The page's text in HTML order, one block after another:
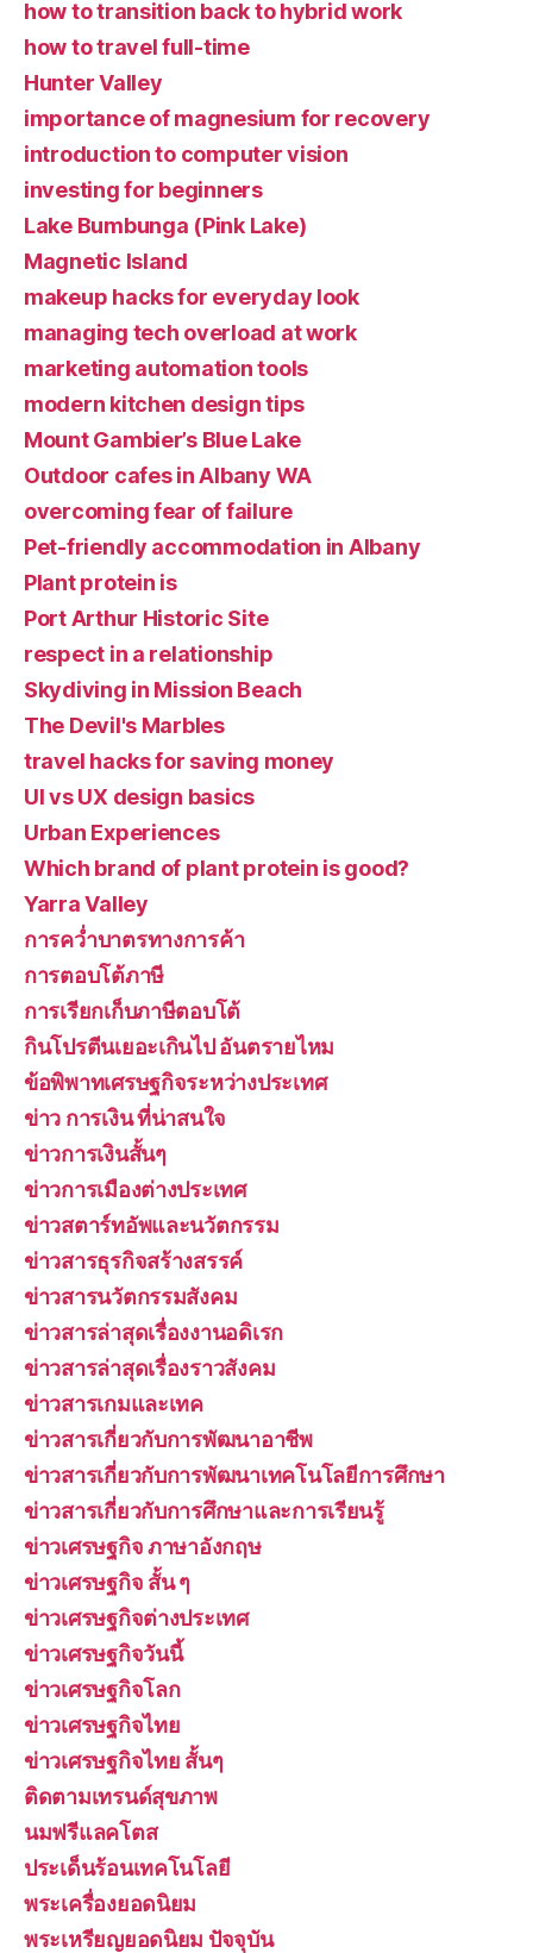
how to transition back to hybrid work
how to travel full-time
Hunter Valley
importance of magnesium for recovery
introduction to computer vision
investing for beginners
Lake Bumbunga (Pink Lake)
Magnetic Island
makeup hacks for everyday look
managing tech overload at work
marketing automation tools
modern kitchen design tips
Mount Gambier’s Blue Lake
Outdoor cafes in Albany WA
overcoming fear of failure
Pet-friendly accommodation in Albany
Plant protein is
Port Arthur Historic Site
respect in a relationship
Skydiving in Mission Beach
The Devil's Marbles
travel hacks for saving money
UI vs UX design basics
Urban Experiences
Which brand of plant protein is good?
Yarra Valley
การคว่ำบาตรทางการค้า
การตอบโต้ภาษี
การเรียกเก็บภาษีตอบโต้
กินโปรตีนเยอะเกินไป อันตรายไหม
ข้อพิพาทเศรษฐกิจระหว่างประเทศ
ข่าว การเงิน ที่น่าสนใจ
ข่าวการเงินสั้นๆ
ข่าวการเมืองต่างประเทศ
ข่าวสตาร์ทอัพและนวัตกรรม
ข่าวสารธุรกิจสร้างสรรค์
ข่าวสารนวัตกรรมสังคม
ข่าวสารล่าสุดเรื่องงานอดิเรก
ข่าวสารล่าสุดเรื่องราวสังคม
ข่าวสารเกมและเทค
ข่าวสารเกี่ยวกับการพัฒนาอาชีพ
ข่าวสารเกี่ยวกับการพัฒนาเทคโนโลยีการศึกษา
ข่าวสารเกี่ยวกับการศึกษาและการเรียนรู้
ข่าวเศรษฐกิจ ภาษาอังกฤษ
ข่าวเศรษฐกิจ สั้น ๆ
ข่าวเศรษฐกิจต่างประเทศ
ข่าวเศรษฐกิจวันนี้
ข่าวเศรษฐกิจโลก
ข่าวเศรษฐกิจไทย
ข่าวเศรษฐกิจไทย สั้นๆ
ติดตามเทรนด์สุขภาพ
นมฟรีแลคโตส
ประเด็นร้อนเทคโนโลยี
พระเครื่องยอดนิยม
พระเหรียญยอดนิยม ปัจจุบัน